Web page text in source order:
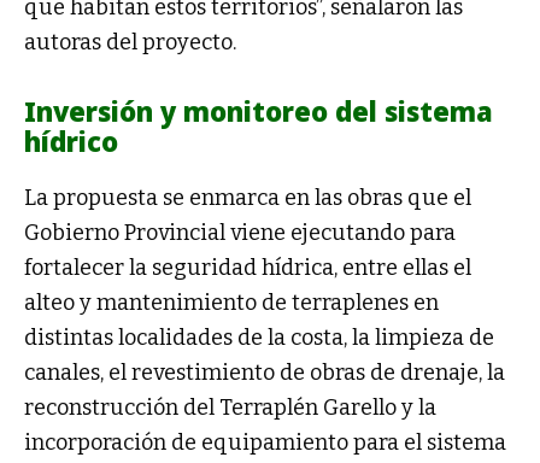
que habitan estos territorios”, señalaron las
autoras del proyecto.
Inversión y monitoreo del sistema
hídrico
La propuesta se enmarca en las obras que el
Gobierno Provincial viene ejecutando para
fortalecer la seguridad hídrica, entre ellas el
alteo y mantenimiento de terraplenes en
distintas localidades de la costa, la limpieza de
canales, el revestimiento de obras de drenaje, la
reconstrucción del Terraplén Garello y la
incorporación de equipamiento para el sistema